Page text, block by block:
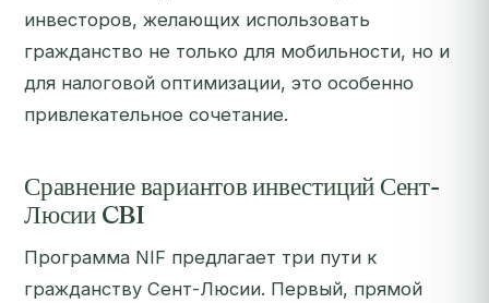
инвесторов, желающих использовать
гражданство не только для мобильности, но и
для налоговой оптимизации, это особенно
привлекательное сочетание.
Сравнение вариантов инвестиций Сент-
Люсии CBI
Программа NIF предлагает три пути к
гражданству Сент-Люсии. Первый, прямой